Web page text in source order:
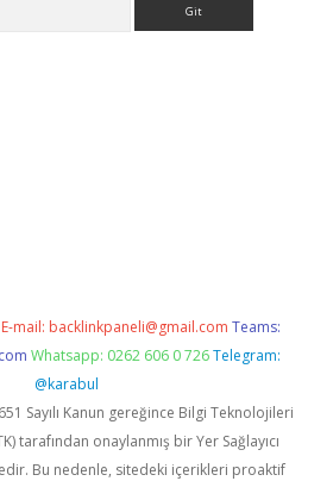
E-mail: backlinkpaneli@gmail.com Teams:
Whatsapp: 0262 606 0 726 Telegram:
@karabul
Sayılı Kanun gereğince Bilgi Teknolojileri
tarafından onaylanmış bir Yer Sağlayıcı
Bu nedenle, sitedeki içerikleri proaktif